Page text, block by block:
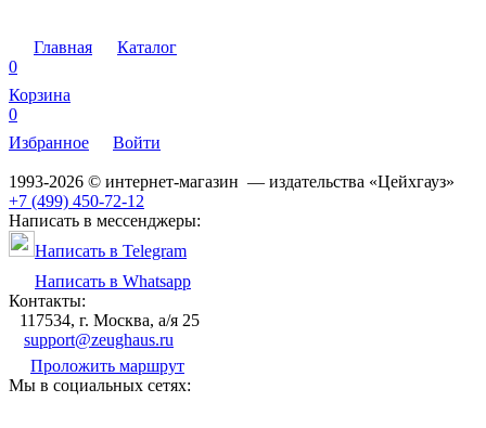
Главная
Каталог
0
Корзина
0
Избранное
Войти
1993-2026 © интернет-магазин — издательства «Цейхгауз»
+7 (499) 450-72-12
Написать в мессенджеры:
Написать в Telegram
Написать в Whatsapp
Контакты:
117534, г. Москва, а/я 25
support@zeughaus.ru
Проложить маршрут
Мы в социальных сетях: